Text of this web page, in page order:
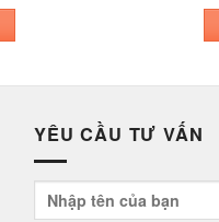
YÊU CẦU TƯ VẤN